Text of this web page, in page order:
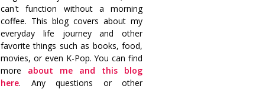
can't function without a morning
coffee. This blog covers about my
everyday life journey and other
favorite things such as books, food,
movies, or even K-Pop. You can find
more about me and this blog
here. Any questions or other